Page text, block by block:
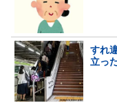
すれ
立っ